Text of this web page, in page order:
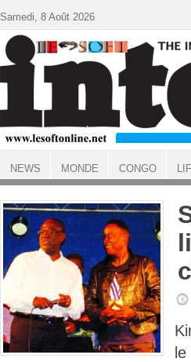
ACCUEIL
Samedi, 8 Août 2026
NEWS MONDE CONGO